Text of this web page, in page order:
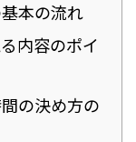
本の流れ
内容のポイ
の決め方の